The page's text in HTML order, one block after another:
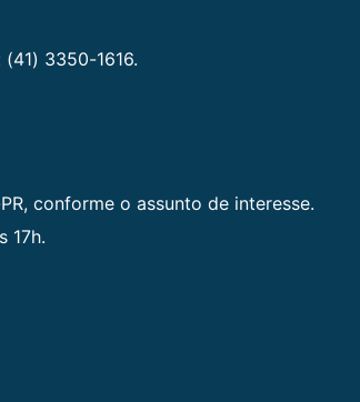
3350-1616.
conforme o assunto de interesse.
17h.